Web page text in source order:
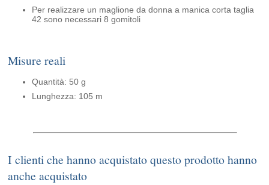
Per realizzare un maglione da donna a manica corta taglia
42 sono necessari 8 gomitoli
Misure reali
Quantità: 50 g
Lunghezza: 105 m
I clienti che hanno acquistato questo prodotto hanno
anche acquistato